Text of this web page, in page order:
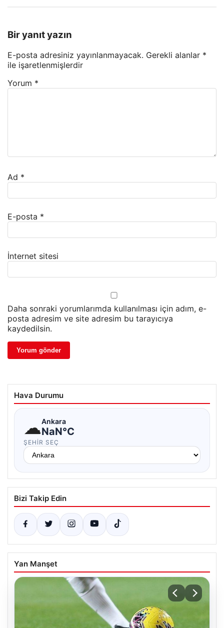
Bir yanıt yazın
E-posta adresiniz yayınlanmayacak. Gerekli alanlar *
ile işaretlenmişlerdir
Yorum *
Ad *
E-posta *
İnternet sitesi
Daha sonraki yorumlarımda kullanılması için adım, e-
posta adresim ve site adresim bu tarayıcıya
kaydedilsin.
Hava Durumu
☁Ankara
NaN°C
ŞEHIR SEÇ
Bizi Takip Edin
Yan Manşet